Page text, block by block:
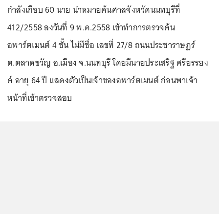
กำลังเกือบ 60 นาย นำหมายค้นศาลจังหวัดนนทบุรีที่
412/2558 ลงวันที่ 9 พ.ค.2558 เข้าทำการตรวจค้น
อพาร์ตเมนต์ 4 ชั้น ไม่มีชื่อ เลขที่ 27/8 ถนนประชาราษฎร์
ต.ตลาดขวัญ อ.เมือง จ.นนทบุรี โดยมีนายประเสริฐ ศรียรรยง
ค์ อายุ 64 ปี แสดงตัวเป็นเจ้าของอพาร์ตเมนต์ ก่อนพาเจ้า
หน้าที่เข้าตรวจสอบ